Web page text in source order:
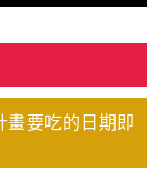
畫要吃的日期即